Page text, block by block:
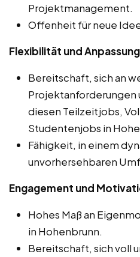
Projektmanagement.
Offenheit für neue
Flexibilität und
Bereitschaft, sich an
diesen Teilzeitjobs,
Studentenjobs in
Fähigkeit, in einem
unvorhersehbaren
Engagement und
Hohes Maß an
in Hohenbrunn.
Bereitschaft, sich voll